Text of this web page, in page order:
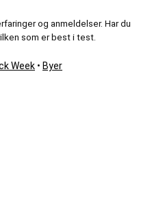
og anmeldelser. Har du
som er best i test.
Week • Byer